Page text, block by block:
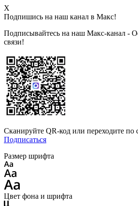
X
Подпишись на наш канал в Макс!
Подписывайтесь на наш Макс-канал -
связи!
Сканируйте QR-код или переходите по
Подписаться
Размер шрифта
Цвет фона и шрифта